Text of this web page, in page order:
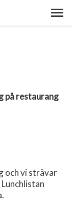
på restaurang
och vi strävar
Lunchlistan
.